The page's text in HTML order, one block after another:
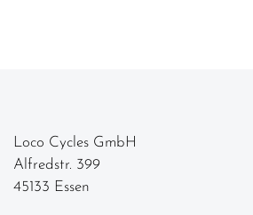
Loco Cycles GmbH
Alfredstr. 399
45133 Essen